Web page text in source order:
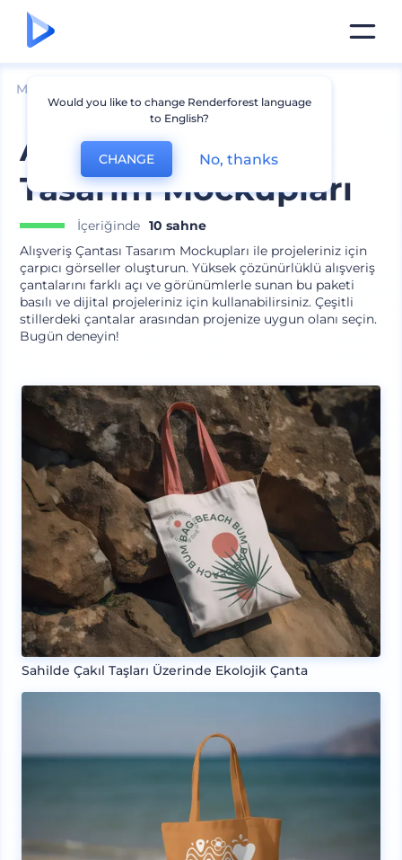
Mockuplar
Alışveriş Çantası
Tasarım Mockupları
İçeriğinde 10 sahne
Alışveriş Çantası Tasarım Mockupları ile projeleriniz için
çarpıcı görseller oluşturun. Yüksek çözünürlüklü alışveriş
çantalarını farklı açı ve görünümlerle sunan bu paketi
basılı ve dijital projeleriniz için kullanabilirsiniz. Çeşitli
stillerdeki çantalar arasından projenize uygun olanı seçin.
Bugün deneyin!
Sahilde Çakıl Taşları Üzerinde Ekolojik Çanta
Would you like to change Renderforest language
to English?
CHANGE No, thanks